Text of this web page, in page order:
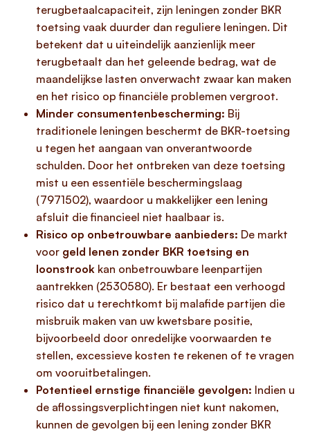
terugbetaalcapaciteit, zijn leningen zonder BKR
toetsing vaak duurder dan reguliere leningen. Dit
betekent dat u uiteindelijk aanzienlijk meer
terugbetaalt dan het geleende bedrag, wat de
maandelijkse lasten onverwacht zwaar kan maken
en het risico op financiële problemen vergroot.
Minder consumentenbescherming: Bij
traditionele leningen beschermt de BKR-toetsing
u tegen het aangaan van onverantwoorde
schulden. Door het ontbreken van deze toetsing
mist u een essentiële beschermingslaag
(7971502), waardoor u makkelijker een lening
afsluit die financieel niet haalbaar is.
Risico op onbetrouwbare aanbieders: De markt
voor geld lenen zonder BKR toetsing en
loonstrook kan onbetrouwbare leenpartijen
aantrekken (2530580). Er bestaat een verhoogd
risico dat u terechtkomt bij malafide partijen die
misbruik maken van uw kwetsbare positie,
bijvoorbeeld door onredelijke voorwaarden te
stellen, excessieve kosten te rekenen of te vragen
om vooruitbetalingen.
Potentieel ernstige financiële gevolgen: Indien u
de aflossingsverplichtingen niet kunt nakomen,
kunnen de gevolgen bij een lening zonder BKR